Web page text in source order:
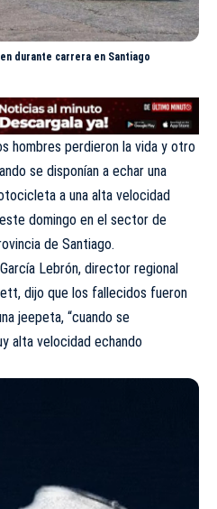
durante carrera en Santiago
hombres perdieron la vida y otro
se disponían a echar una
a una alta velocidad
domingo en el sector de
de Santiago.
Lebrón, director regional
dijo que los fallecidos fueron
jeepeta, “cuando se
alta velocidad echando